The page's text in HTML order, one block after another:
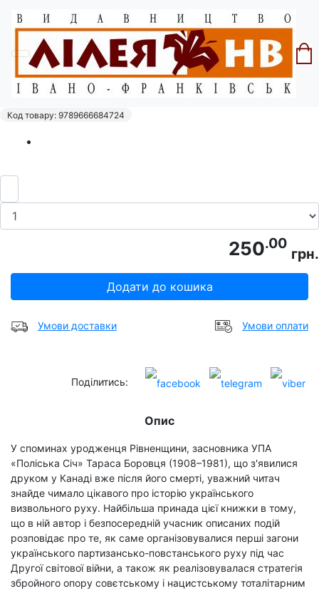
Головна Серія "Звитяжці"
Бульба-Боровець Т. №16 "Армія без
держави"
Код товару: 9789666684724
250.00
грн.
Додати до кошика
Умови доставки Умови оплати
Поділитись:
Опис
У споминах уродженця Рівненщини, засновника УПА
«Поліська Січ» Тараса Боровця (1908–1981), що з'явилися
друком у Канаді вже після його смерті, уважний читач
знайде чимало цікавого про історію українського
визвольного руху. Найбільша принада цієї книжки в тому,
що в ній автор і безпосередній учасник описаних подій
розповідає про те, як саме організовувалися перші загони
українського партизансько-повстанського руху під час
Другої світової війни, а також як реалізовувалася стратегія
збройного опору совєтському і нацистському тоталітарним